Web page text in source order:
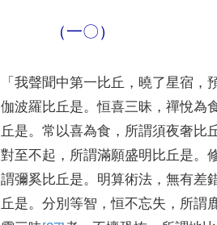
（一〇）
「我聲聞中第一比丘 ， 曉了星宿 ，
伽波羅比丘是。恒喜三昧 ，禪悅為
丘是。常以喜為食 ， 所謂須夜奢比
對至不起 ， 所謂滿願盛明比丘是。
謂彌奚比丘是。 明算術法 ，無有差
丘是。分別等智 ，恒不忘失 ， 所謂